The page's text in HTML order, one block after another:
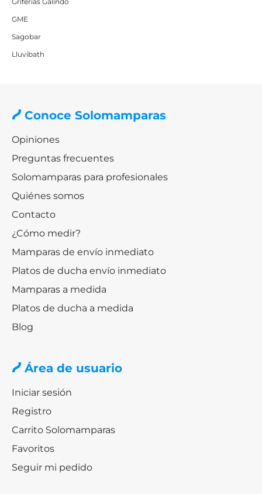
GME
Sagobar
Lluvibath
Conoce Solomamparas
Opiniones
Preguntas frecuentes
Solomamparas para profesionales
Quiénes somos
Contacto
¿Cómo medir?
Mamparas de envío inmediato
Platos de ducha envío inmediato
Mamparas a medida
Platos de ducha a medida
Blog
Área de usuario
Iniciar sesión
Registro
Carrito Solomamparas
Favoritos
Seguir mi pedido